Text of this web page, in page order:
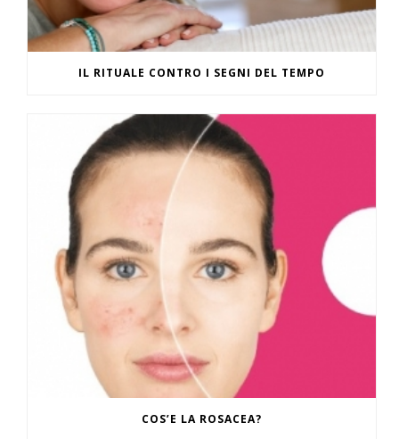
IL RITUALE CONTRO I SEGNI DEL TEMPO
COS’E LA ROSACEA?